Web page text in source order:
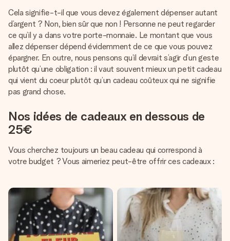
Cela signifie-t-il que vous devez également dépenser autant
d’argent ? Non, bien sûr que non ! Personne ne peut regarder
ce qu’il y a dans votre porte-monnaie. Le montant que vous
allez dépenser dépend évidemment de ce que vous pouvez
épargner. En outre, nous pensons qu’il devrait s’agir d’un geste
plutôt qu’une obligation : il vaut souvent mieux un petit cadeau
qui vient du coeur plutôt qu’un cadeau coûteux qui ne signifie
pas grand chose.
Nos idées de cadeaux en dessous de
25€
Vous cherchez toujours un beau cadeau qui correspond à
votre budget ? Vous aimeriez peut-être offrir ces cadeaux :